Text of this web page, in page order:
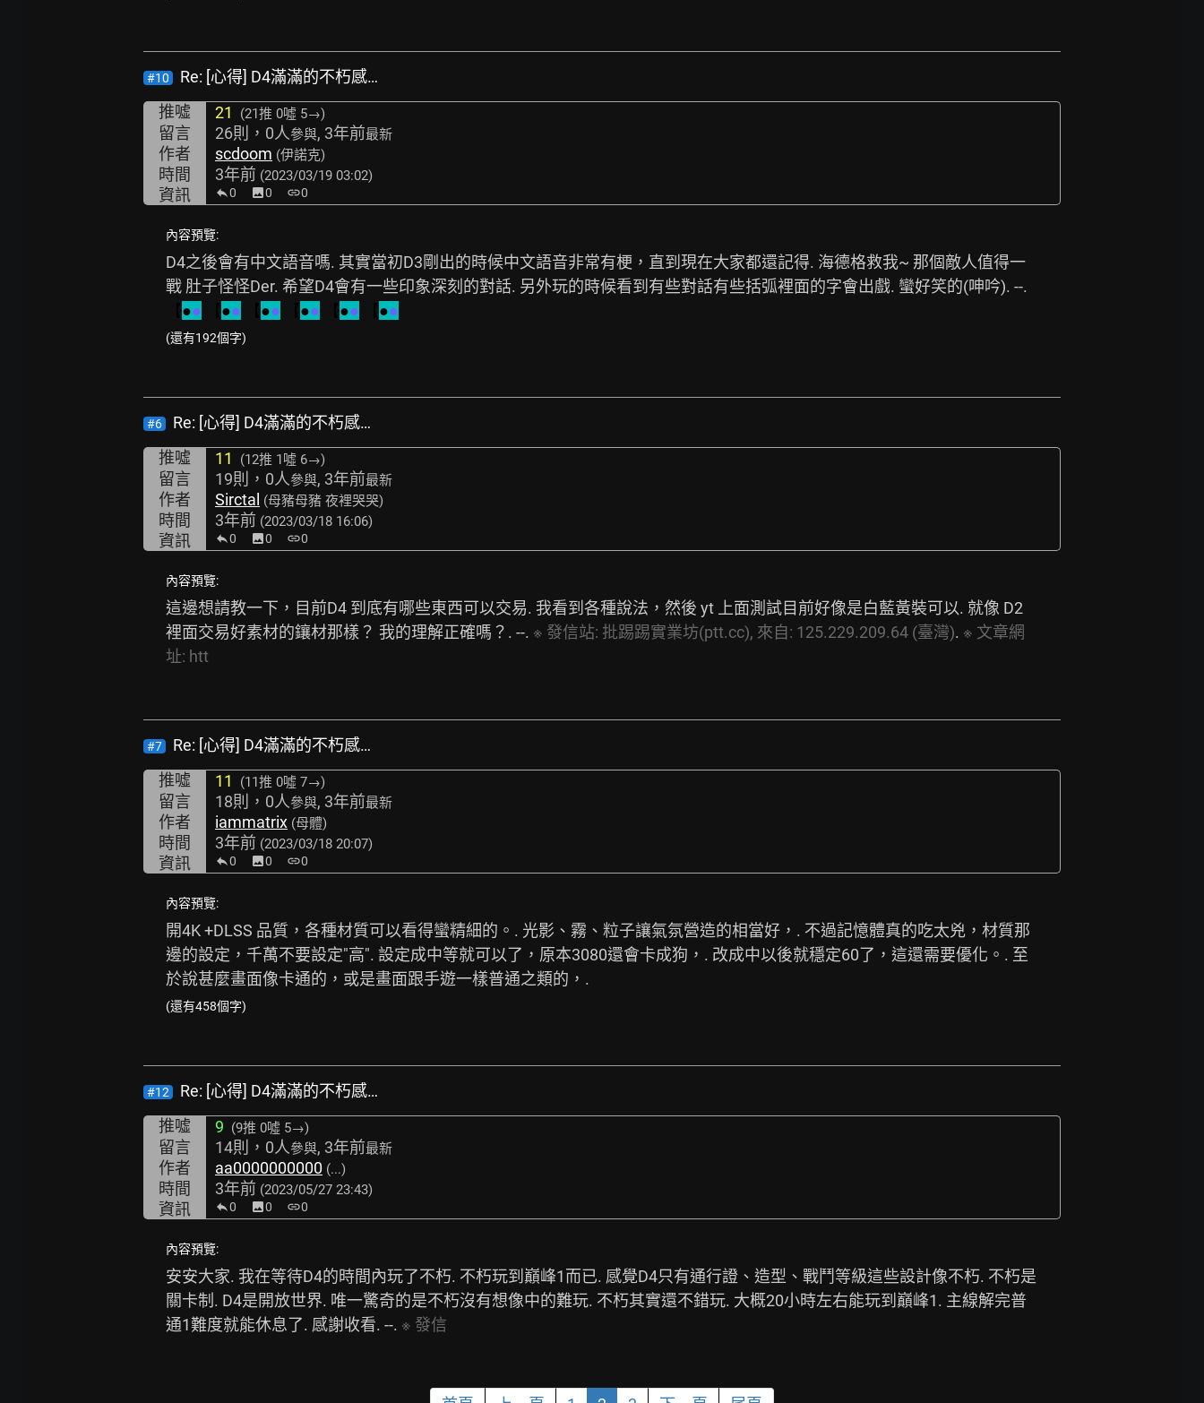
#10
Re: [心得] D4滿滿的不朽感…
推噓
21 (21推 0噓 5→)
留言 26則，0人參與, 3年前最新
作者 scdoom (伊諾克)
時間 3年前 (2023/03/19 03:02)
資訊 0 image0 link0
內容預覽:
D4之後會有中文語音嗎. 其實當初D3剛出的時候中文語音非常有梗，直到現在大家都還記得. 海德格救我~ 那個敵人值得一
●● ●● ●● ●● ●● ●●
(還有192個字)
#6
Re: [心得] D4滿滿的不朽感…
推噓
11 (12推 1噓 6→)
留言 19則，0人參與, 3年前最新
作者 Sirctal (母豬母豬 夜裡哭哭)
時間 3年前 (2023/03/18 16:06)
資訊 0 image0 link0
內容預覽:
這邊想請教一下，目前D4 到底有哪些東西可以交易. 我看到各種說法，然後 yt 上面測試目前好像是白藍黃裝可以. 就像 D2
裡面交易好素材的鑲材那樣？ 我的理解正確嗎？. --. ※ 發信站: 批踢踢實業坊(ptt.cc), 來自: 125.229.209.64 (臺灣). ※ 文章網
址: htt
#7
Re: [心得] D4滿滿的不朽感…
推噓
11 (11推 0噓 7→)
留言 18則，0人參與, 3年前最新
作者 iammatrix (母體)
時間 3年前 (2023/03/18 20:07)
資訊 0 image0 link0
內容預覽:
開4K +DLSS 品質，各種材質可以看得蠻精細的。. 光影、霧、粒子讓氣氛營造的相當好，. 不過記憶體真的吃太兇，材質那
邊的設定，千萬不要設定"高". 設定成中等就可以了，原本3080還會卡成狗，. 改成中以後就穩定60了，這還需要優化。. 至
於說甚麼畫面像卡通的，或是畫面跟手遊一樣普通之類的，.
(還有458個字)
#12
Re: [心得] D4滿滿的不朽感…
推噓
9 (9推 0噓 5→)
留言 14則，0人參與, 3年前最新
作者 aa0000000000 (...)
時間 3年前 (2023/05/27 23:43)
資訊 0 image0 link0
內容預覽:
安安大家. 我在等待D4的時間內玩了不朽. 不朽玩到巔峰1而已. 感覺D4只有通行證、造型、戰鬥等級這些設計像不朽. 不朽是
關卡制. D4是開放世界. 唯一驚奇的是不朽沒有想像中的難玩. 不朽其實還不錯玩. 大概20小時左右能玩到巔峰1. 主線解完普
通1難度就能休息了. 感謝收看. --. ※ 發信